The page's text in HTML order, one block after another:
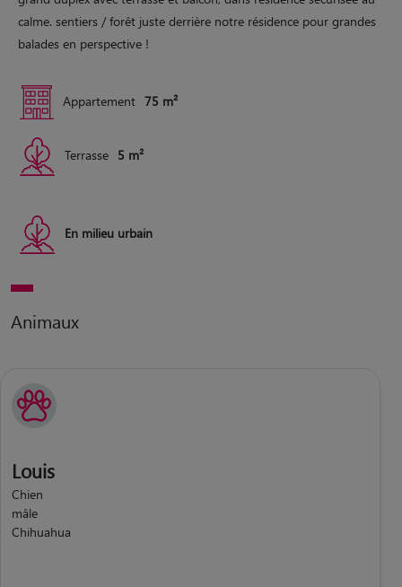
calme. sentiers / forêt juste derrière notre résidence pour grandes
balades en perspective !
Appartement 75 m²
Terrasse 5 m²
En milieu urbain
Animaux
Louis
Chien
mâle
Chihuahua